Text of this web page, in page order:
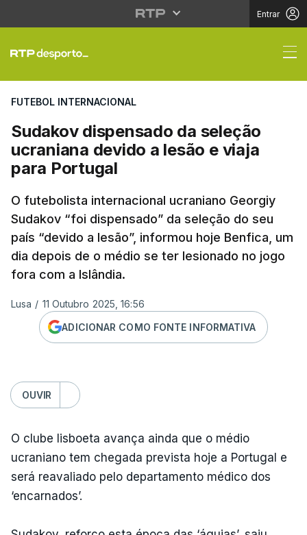
Entrar
Sudakov dispensado
FUTEBOL INTERNACIONAL
Sudakov dispensado da seleção
ucraniana devido a lesão e viaja
para Portugal
O futebolista internacional ucraniano Georgiy
Sudakov “foi dispensado” da seleção do seu
país “devido a lesão”, informou hoje Benfica, um
dia depois de o médio se ter lesionado no jogo
fora com a Islândia.
Lusa / 11 Outubro 2025, 16:56
ADICIONAR COMO FONTE INFORMATIVA
OUVIR
O clube lisboeta avança ainda que o médio
ucraniano tem chegada prevista hoje a Portugal e
será reavaliado pelo departamento médico dos
‘encarnados’.